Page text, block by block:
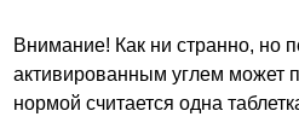
Внимание! Как ни странно, но
активированным углем может
нормой считается одна